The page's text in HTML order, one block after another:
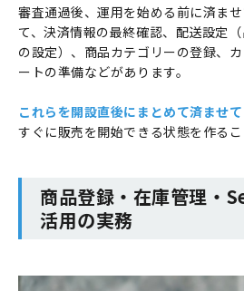
審査通過後、運用を始める前に済ま
て、決済情報の最終確認、配送設定
の設定）、商品カテゴリーの登録、
ートの準備などがあります。
これらを開設直後にまとめて済ませて
すぐに販売を開始できる状態を作るこ
商品登録・在庫管理
活用の実務